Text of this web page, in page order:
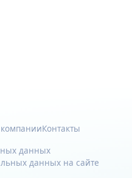
Контакты
данных
данных на сайте